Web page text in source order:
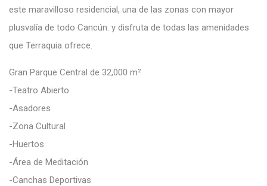
este maravilloso residencial, una de las zonas con mayor
plusvalía de todo Cancún. y disfruta de todas las amenidades
que Terraquia ofrece.
Gran Parque Central de 32,000 m²
-Teatro Abierto
-Asadores
-Zona Cultural
-Huertos
-Área de Meditación
-Canchas Deportivas